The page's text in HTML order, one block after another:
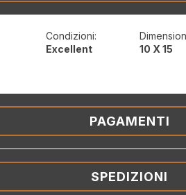
Condizioni:
Excellent
10 X 15
PAGAMENTI
SPEDIZIONI